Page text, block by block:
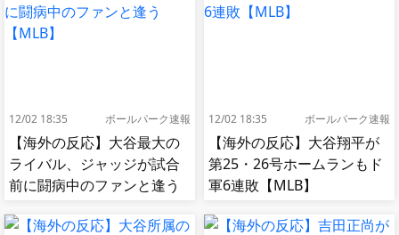
12/02 18:35 ボールパーク速報
【海外の反応】大谷最大の
ライバル、ジャッジが試合
前に闘病中のファンと逢う
12/02 18:35 ボールパーク速報
【海外の反応】大谷翔平が
第25・26号ホームランもド
軍6連敗【MLB】